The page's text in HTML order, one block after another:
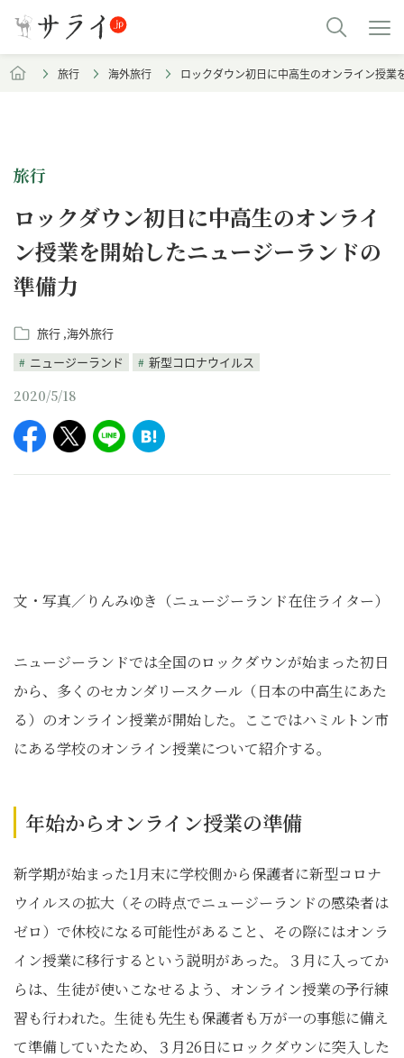
旅行 海外旅行 ロックダウン初日に中高生のオンライン授業
旅行
ロックダウン初日に中高生のオンライ
ン授業を開始したニュージーランドの
準備力
旅行 海外旅行
ニュージーランド
新型コロナウイルス
2020/5/18
文・写真／りんみゆき（ニュージーランド在住ライター）
ニュージーランドでは全国のロックダウンが始まった初日
から、多くのセカンダリースクール（日本の中高生にあた
る）のオンライン授業が開始した。ここではハミルトン市
にある学校のオンライン授業について紹介する。
年始からオンライン授業の準備
新学期が始まった1月末に学校側から保護者に新型コロナ
ウイルスの拡大（その時点でニュージーランドの感染者は
ゼロ）で休校になる可能性があること、その際にはオンラ
イン授業に移行するという説明があった。３月に入ってか
らは、生徒が使いこなせるよう、オンライン授業の予行練
習も行われた。生徒も先生も保護者も万が一の事態に備え
て準備していたため、３月26日にロックダウンに突入した